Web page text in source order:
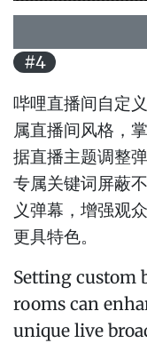
#4
哔哩直播间自定
属直播间风格，
据直播主题调整
专属关键词屏蔽
义弹幕，增强观
更具特色。
Setting custom
rooms can
unique live